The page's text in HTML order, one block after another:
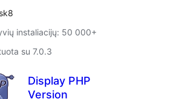
instaliacijų: 50 000+
su 7.0.3
Display PHP
Version